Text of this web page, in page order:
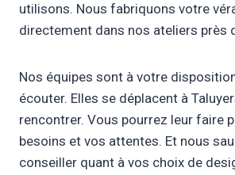
utilisons. Nous fabriquons votre
directement dans nos ateliers près
Nos équipes sont à votre
écouter. Elles se déplacent à
rencontrer. Vous pourrez leur faire
besoins et vos attentes. Et nous
conseiller quant à vos choix de